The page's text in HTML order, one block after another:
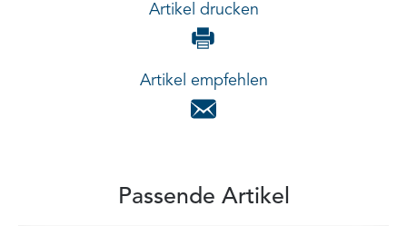
Artikel drucken
Artikel empfehlen
Passende Artikel